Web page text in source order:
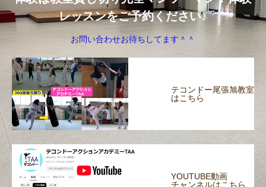
レッスンをご予約ください♪
お問い合わせお待ちしてます＾＾
テコンドー尾張旭教室
はこちら
YOUTUBE動画
チャンネルはこちら